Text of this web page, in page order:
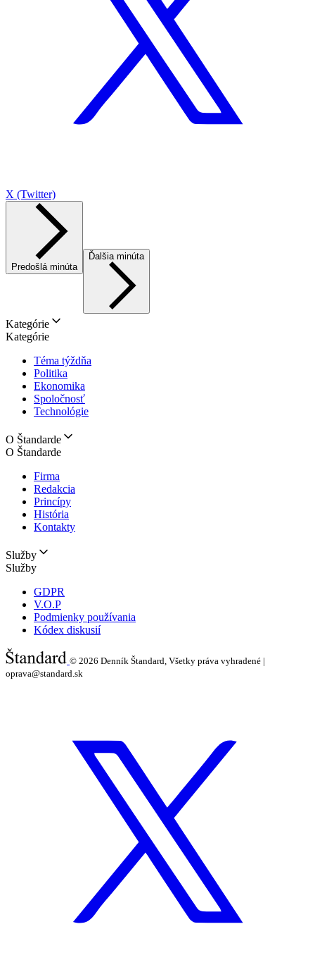
X (Twitter)
Predošlá minúta
Ďalšia minúta
Kategórie
Kategórie
Téma týždňa
Politika
Ekonomika
Spoločnosť
Technológie
O Štandarde
O Štandarde
Firma
Redakcia
Princípy
História
Kontakty
Služby
Služby
GDPR
V.O.P
Podmienky používania
Kódex diskusií
© 2026 Denník Štandard, Všetky práva vyhradené |
oprava@standard.sk